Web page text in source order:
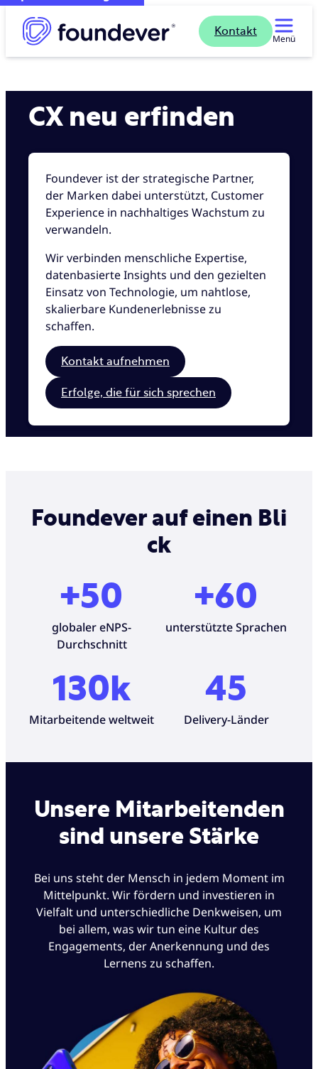
Kontakt
Menü
CX neu erfinden
Foundever ist der strategische Partner,
der Marken dabei unterstützt, Customer
Experience in nachhaltiges Wachstum zu
verwandeln.
Wir verbinden menschliche Expertise,
datenbasierte Insights und den gezielten
Einsatz von Technologie, um nahtlose,
skalierbare Kundenerlebnisse zu
schaffen.
Kontakt aufnehmen
Erfolge, die für sich sprechen
Foundever auf einen Bli
ck
+50
globaler eNPS-
Durchschnitt
+60
unterstützte Sprachen
130k
Mitarbeitende weltweit
45
Delivery-Länder
Unsere Mitarbeitenden
sind unsere Stärke
Bei uns steht der Mensch in jedem Moment im
Mittelpunkt. Wir fördern und investieren in
Vielfalt und unterschiedliche Denkweisen, um
bei allem, was wir tun eine Kultur des
Engagements, der Anerkennung und des
Lernens zu schaffen.